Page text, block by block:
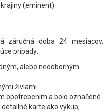
(eminent)
záručná doba 24 mesiacov.
prípady:
alebo neodborným
živlami
opotrebením a bolo označené
karte ako výkup,